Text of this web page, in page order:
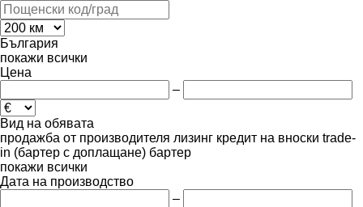
България
покажи всички
Цена
–
Вид на обявата
продажба от производителя лизинг кредит на вноски trade-
in (бартер с доплащане) бартер
покажи всички
Дата на производство
–